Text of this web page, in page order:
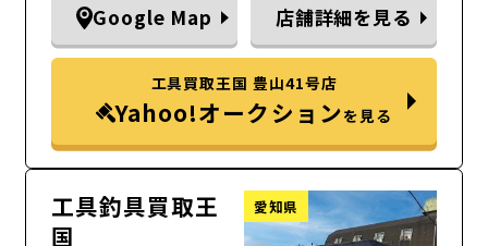
Google Map 店舗詳細を見る
工具買取王国 豊山41号店
Yahoo!オークションを見る
工具釣具買取王
国
愛知県